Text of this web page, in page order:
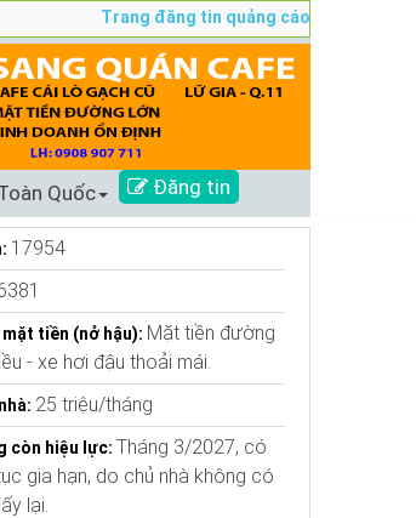
Trang đăng tin quảng cáo sang nhượng số 1
Quốc Đăng tin
17954
mặt tiền (nở hậu): Mặt tiền đường
- xe hơi đậu thoải mái.
25 triệu/tháng
còn hiệu lực: Tháng 3/2027, có
gia hạn, do chủ nhà không có
lại.